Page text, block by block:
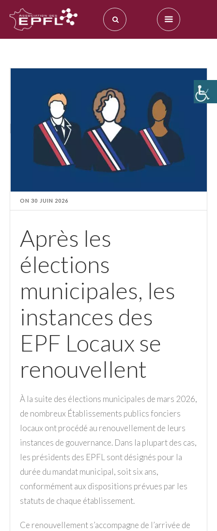
ON30 JUIN 2026
Après les
élections
municipales, les
instances des
EPF Locaux se
renouvellent
À la suite des élections municipales de mars 2026,
de nombreux Établissements publics fonciers
locaux ont procédé au renouvellement de leurs
instances de gouvernance. Dans la plupart des cas,
les présidents des EPFL sont désignés pour la
durée du mandat municipal, soit six ans,
conformément aux dispositions prévues par les
statuts de chaque établissement.
Ce renouvellement s’accompagne de l’arrivée de